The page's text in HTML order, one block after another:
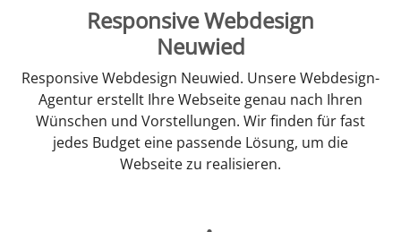
Responsive Webdesign
Neuwied
Responsive Webdesign Neuwied. Unsere Webdesign-
Agentur erstellt Ihre Webseite genau nach Ihren
Wünschen und Vorstellungen. Wir finden für fast
jedes Budget eine passende Lösung, um die
Webseite zu realisieren.